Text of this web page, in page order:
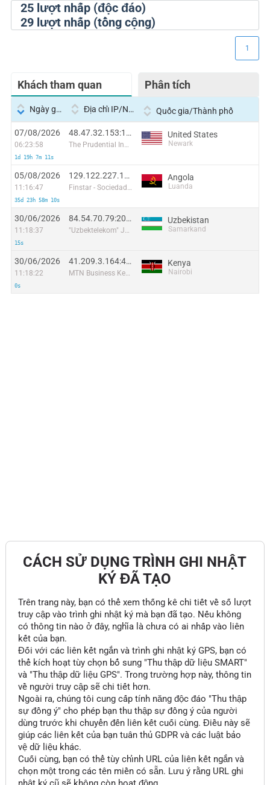
25lượt nhấp (độc đáo)
29lượt nhấp (tổng cộng)
Khách tham quan Phân tích
1
Ngày giờ Địa chỉ IP/Nhà cung cấp dịch vụ Quốc gia/Thành phố
07/08/2026
06:23:58
1d 19h 7m 11s
48.47.32.153:11770
The Prudential Insurance Company of America
United States
Newark
05/08/2026
11:16:47
35d 23h 58m 10s
129.122.227.156:59434
Finstar - Sociedade de Investimento e Participacoes S.A
Angola
Luanda
30/06/2026
11:18:37
15s
84.54.70.79:20868
"Uzbektelekom" Joint Stock Company
Uzbekistan
Samarkand
30/06/2026
11:18:22
0s
41.209.3.164:49086
MTN Business Kenya
Kenya
Nairobi
CÁCH SỬ DỤNG TRÌNH GHI NHẬT
KÝ ĐÃ TẠO
Trên trang này, bạn có thể xem thống kê chi tiết về số lượt
truy cập vào trình ghi nhật ký mà bạn đã tạo. Nếu không
có thông tin nào ở đây, nghĩa là chưa có ai nhấp vào liên
kết của bạn.
Đối với các liên kết ngắn và trình ghi nhật ký GPS, bạn có
thể kích hoạt tùy chọn bổ sung "Thu thập dữ liệu SMART"
và "Thu thập dữ liệu GPS". Trong trường hợp này, thông tin
về người truy cập sẽ chi tiết hơn.
Ngoài ra, chúng tôi cung cấp tính năng độc đáo "Thu thập
sự đồng ý" cho phép bạn thu thập sự đồng ý của người
dùng trước khi chuyển đến liên kết cuối cùng. Điều này sẽ
giúp các liên kết của bạn tuân thủ GDPR và các luật bảo
vệ dữ liệu khác.
Cuối cùng, bạn có thể tùy chỉnh URL của liên kết ngắn và
chọn một trong các tên miền có sẵn. Lưu ý rằng URL ghi